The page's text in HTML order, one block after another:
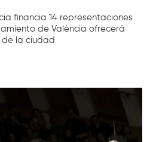
financia 14 representaciones
de València ofrecerá
de la ciudad